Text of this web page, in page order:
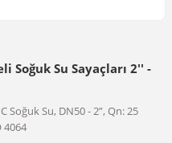
Soğuk Su Sayaçları 2'' -
Soğuk Su, DN50 - 2”, Qn: 25
4064